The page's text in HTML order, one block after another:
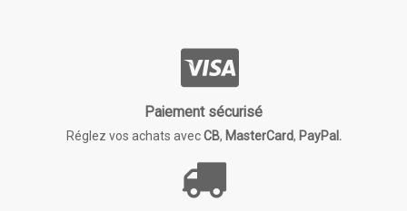
Paiement sécurisé
Réglez vos achats avecCB, MasterCard, PayPal.